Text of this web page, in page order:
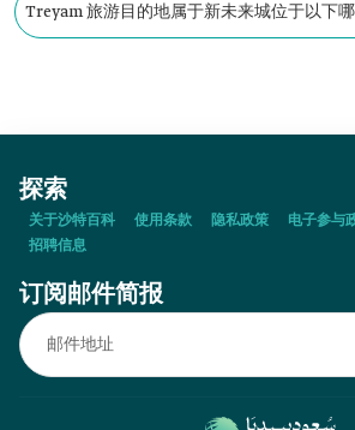
Treyam 旅游目的地属于新未来城位于以下
探索
关于沙特百科 使用条款 隐私政策 电子参与
招聘信息
订阅邮件简报